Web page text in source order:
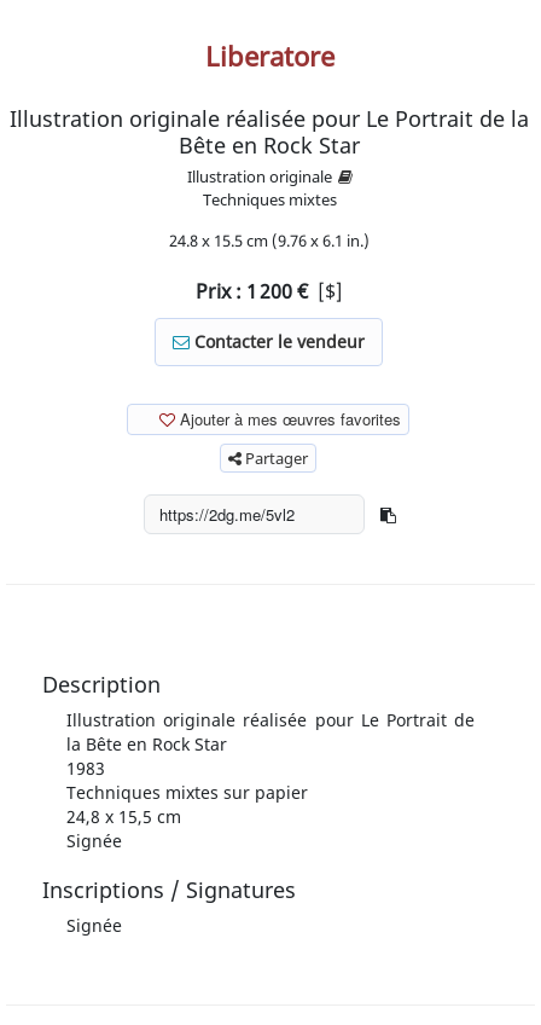
Liberatore
Illustration originale réalisée pour Le Portrait de la
Bête en Rock Star
Illustration originale
Techniques mixtes
24.8 x 15.5 cm (9.76 x 6.1 in.)
Prix : 1 200 [$]
Contacter le vendeur
Ajouter à mes œuvres favorites
Partager
Description
Illustration originale réalisée pour Le Portrait de
la Bête en Rock Star
1983
Techniques mixtes sur papier
24,8 x 15,5 cm
Signée
Inscriptions / Signatures
Signée